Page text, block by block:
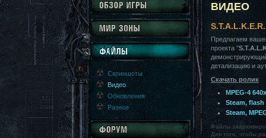
Скриншоты
Видео
Обновления
Разное
ВИДЕО
Предлагаем
проекта "
детализацию и
Скачать ролик
MPEG-4
Steam,
Steam,
Файлы
Для того, чтобы